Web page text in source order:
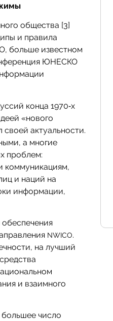
общества [3]
и правила
больше известном
ЮНЕСКО
конца 1970‑х
«нового
актуальности.
а многие
проблем:
коммуникациям,
и наций на
информации,
NWICO.
на лучший
и взаимного
число